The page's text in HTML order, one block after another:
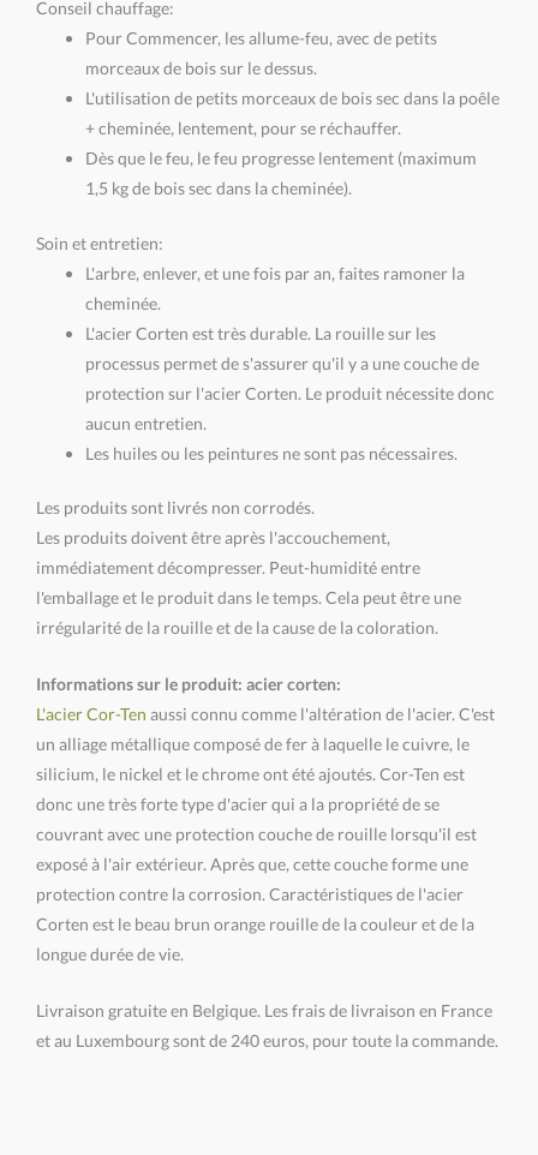
Conseil chauffage:
Pour Commencer, les allume-feu, avec de petits
morceaux de bois sur le dessus.
L'utilisation de petits morceaux de bois sec dans la poêle
+ cheminée, lentement, pour se réchauffer.
Dès que le feu, le feu progresse lentement (maximum
1,5 kg de bois sec dans la cheminée).
Soin et entretien:
L'arbre, enlever, et une fois par an, faites ramoner la
cheminée.
L'acier Corten est très durable. La rouille sur les
processus permet de s'assurer qu'il y a une couche de
protection sur l'acier Corten. Le produit nécessite donc
aucun entretien.
Les huiles ou les peintures ne sont pas nécessaires.
Les produits sont livrés non corrodés.
Les produits doivent être après l'accouchement,
immédiatement décompresser. Peut-humidité entre
l'emballage et le produit dans le temps. Cela peut être une
irrégularité de la rouille et de la cause de la coloration.
Informations sur le produit: acier corten:
L'acier Cor-Ten aussi connu comme l'altération de l'acier. C'est
un alliage métallique composé de fer à laquelle le cuivre, le
silicium, le nickel et le chrome ont été ajoutés. Cor-Ten est
donc une très forte type d'acier qui a la propriété de se
couvrant avec une protection couche de rouille lorsqu'il est
exposé à l'air extérieur. Après que, cette couche forme une
protection contre la corrosion. Caractéristiques de l'acier
Corten est le beau brun orange rouille de la couleur et de la
longue durée de vie.
Livraison gratuite en Belgique. Les frais de livraison en France
et au Luxembourg sont de 240 euros, pour toute la commande.